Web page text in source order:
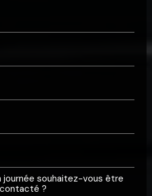
journée souhaitez-vous être
?